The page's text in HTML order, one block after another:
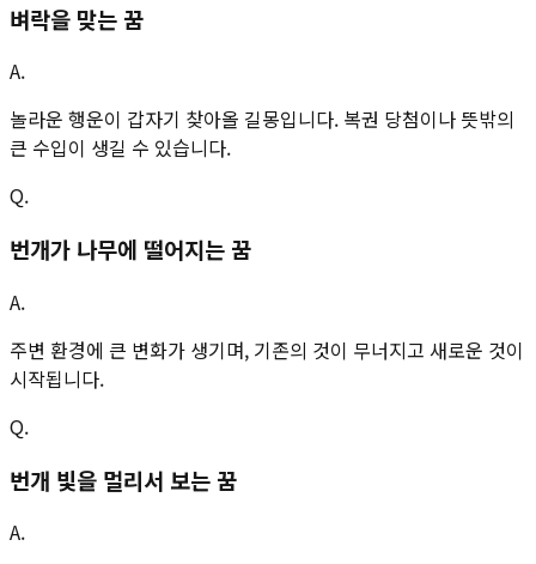
벼락을 맞는 꿈
A.
놀라운 행운이 갑자기 찾아올 길몽입니다. 복권 당첨이나 뜻밖의
큰 수입이 생길 수 있습니다.
Q.
번개가 나무에 떨어지는 꿈
A.
주변 환경에 큰 변화가 생기며, 기존의 것이 무너지고 새로운 것이
시작됩니다.
Q.
번개 빛을 멀리서 보는 꿈
A.